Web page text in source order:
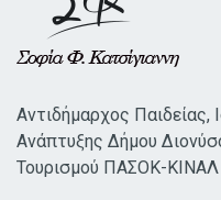
Αντιδήμαρχος Παιδείας,
Ανάπτυξης Δήμου
Τουρισμού ΠΑΣΟΚ-ΚΙΝΑΛ